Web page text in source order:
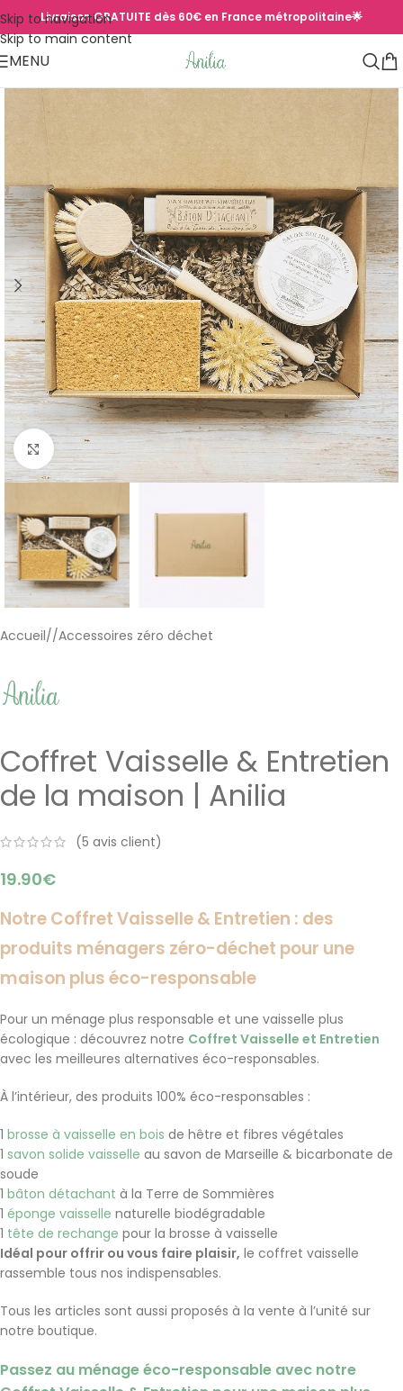
Skip to navigation
Skip to main content
Livraison GRATUITE dès 60€ en France métropolitaine🌟
MENU
Cliquer pour agrandir
Accueil/ Accessoires zéro déchet
Coffret Vaisselle & Entretien
de la maison | Anilia
(5 avis client)
19.90€
Notre Coffret Vaisselle & Entretien : des
produits ménagers zéro-déchet pour une
maison plus éco-responsable
Pour un ménage plus responsable et une vaisselle plus
écologique : découvrez notre Coffret Vaisselle et Entretien
avec les meilleures alternatives éco-responsables.
À l’intérieur, des produits 100% éco-responsables :
1 brosse à vaisselle en bois de hêtre et fibres végétales
1 savon solide vaisselle au savon de Marseille & bicarbonate de
soude
1 bâton détachant à la Terre de Sommières
1 éponge vaisselle naturelle biodégradable
1 tête de rechange pour la brosse à vaisselle
Idéal pour offrir ou vous faire plaisir, le coffret vaisselle
rassemble tous nos indispensables.
Tous les articles sont aussi proposés à la vente à l’unité sur
notre boutique.
Passez au ménage éco-responsable avec notre